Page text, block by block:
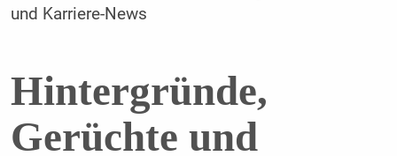
und Karriere-News
Hintergründe,
Gerüchte und